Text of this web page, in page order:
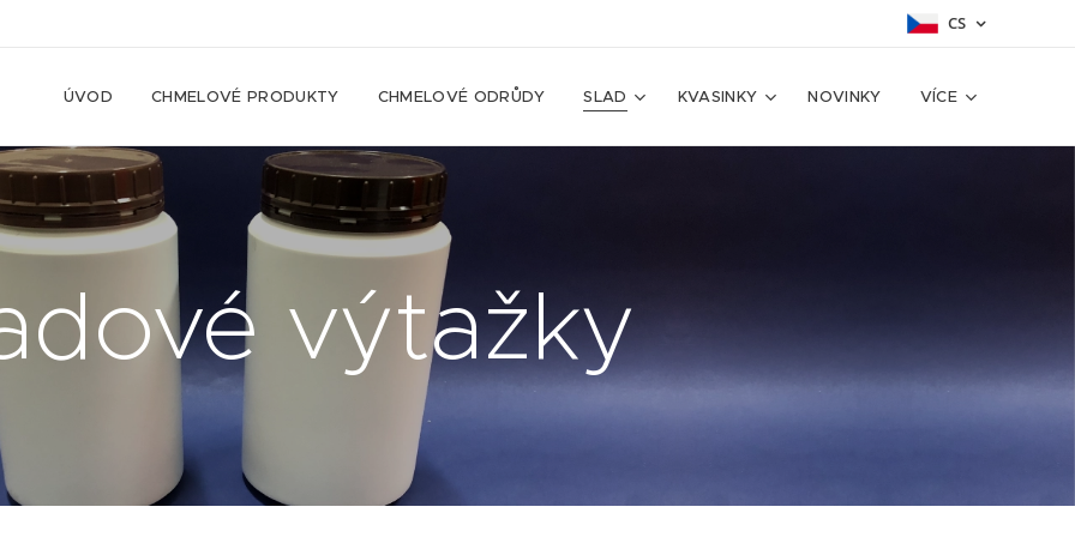
CS
ÚVOD CHMELOVÉ PRODUKTY CHMELOVÉ ODRŮDY SLAD KVASINKY NOVINKY VÍCE
výtažky